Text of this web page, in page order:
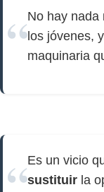
No hay nada
los jóvenes,
maquinaria
Es un vicio
sustituir la